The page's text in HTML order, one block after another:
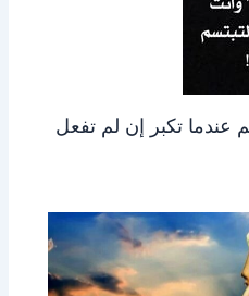
عندما تكبر إن لم تفعل